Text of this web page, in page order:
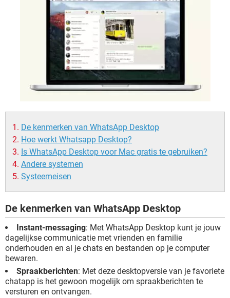
De kenmerken van WhatsApp Desktop
Hoe werkt Whatsapp Desktop?
Is WhatsApp Desktop voor Mac gratis te gebruiken?
Andere systemen
Systeemeisen
De kenmerken van WhatsApp Desktop
Instant-messaging: Met WhatsApp Desktop kunt je jouw
dagelijkse communicatie met vrienden en familie
onderhouden en al je chats en bestanden op je computer
bewaren.
Spraakberichten: Met deze desktopversie van je favoriete
chatapp is het gewoon mogelijk om spraakberichten te
versturen en ontvangen.